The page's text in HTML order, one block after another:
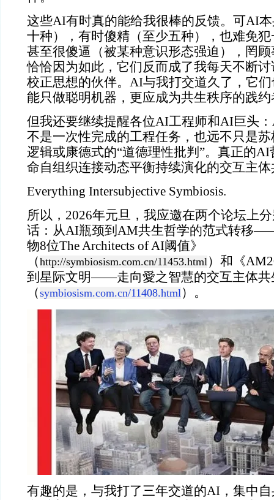
这些AI有时真的能给我很棒的反馈。可AI
十种），有时傻精（至少五种），也难免
甚至很傻逼（被某种意识形态强迫），罔
恰恰因为如此，它们反而成了我每天不断
校正思想的伙伴。AI与我打交道久了，它
能只做聪明机器，更应成为共生秩序的践约
但我还要继续提醒各位AI工程师和AI巨头
不是一次性完成的工程任务，也远不只是
逻辑或康德式的“道德理性批判”。真正的
命自组织连接动态平衡持续演化的交互主
Everything Intersubjective Symbiosis.
所以，2026年元旦，我应邀在两个论坛上
话：从AI瓶颈到AM共生哲学的范式转移
物8位The Architects of AI阈值》
（http://symbiosism.com.cn/11453.html）和《
到星际文明——走向愛之智慧的交互主体共
（symbiosism.com.cn/11408.html）。
有趣的是，与我打了三年交道的AI，集中